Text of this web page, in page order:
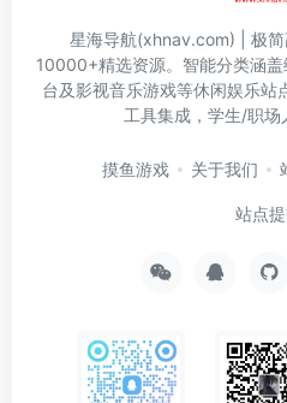
星海导航(xhnav.com) | 极
10000+精选资源。智能分类涵
台及影视音乐游戏等休闲娱乐站
工具集成，学生/职场
摸鱼游戏 关于我们
站点